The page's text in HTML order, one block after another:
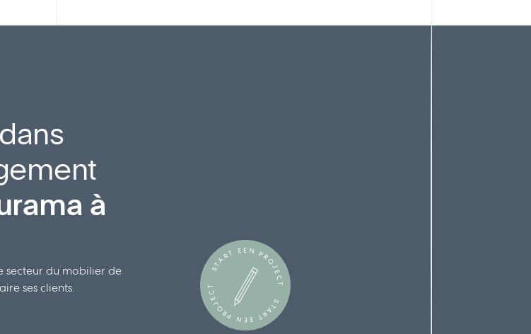
à
secteur du mobilier de
ses clients.
START EEN PROJECT
START EEN PROJECT